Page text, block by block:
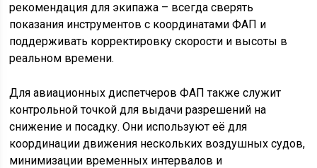
рекомендация для экипажа – всегда сверять
показания инструментов с координатами ФАП и
поддерживать корректировку скорости и высоты в
реальном времени.
Для авиационных диспетчеров ФАП также служит
контрольной точкой для выдачи разрешений на
снижение и посадку. Они используют её для
координации движения нескольких воздушных судов,
минимизации временных интервалов и